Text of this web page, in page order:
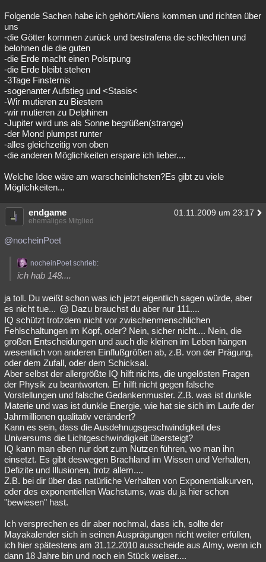
Folgende Sachen habe ich gehört:Aliens kommen und richten über
uns
-die Götter kommen zurück und bestrafena die schlechten und
belohnen die die guten
-die Erde macht einen Polsrpung
-die Erde bleibt stehen
-3Tage Finsternis
-sogenanter Aufstieg und <Stasis<
-Wir mutieren zu Biestern
-wir mutieren zu Delphinen
-Jupiter wird uns als Sonne begrüßen(strange)
-der Mond plumpst runter
-alles gleichzeitig von oben
-die anderen Möglichkeiten erspare ich lieber....
Welche Idee wäre am warscheinlichsten?Es gibt zu viele
Möglichkeiten...
endgame 01.11.2009 um 23:17
ehemaliges Mitglied
@nocheinPoet
nocheinPoet schrieb:
ich hab 148....
ja toll. Du weißt schon was ich jetzt eigentlich sagen würde, aber
es nicht tue...
Dazu brauchst du aber nur 111....
IQ schützt trotzdem nicht vor zwischenmenschlichen
Fehlschaltungen im Kopf, oder? Nein, sicher nicht.... Nein, die
großen Entscheidungen und auch die kleinen im Leben hängen
wesentlich von anderen Einflußgrößen ab, z.B. von der Prägung,
oder dem Zufall, oder dem Schicksal.
Aber selbst der allergrößte IQ hilft nichts, die ungelösten Fragen
der Physik zu beantworten. Er hilft nicht gegen falsche
Vorstellungen und falsche Gedankenmuster. Z.B. was ist dunkle
Materie und was ist dunkle Energie, wie hat sie sich im Laufe der
Jahrmillionen qualitativ verändert?
Kann es sein, dass die Ausdehnugsgeschwindigkeit des
Universums die Lichtgeschwindigkeit übersteigt?
IQ kann man eben nur dort zum Nutzen führen, wo man ihn
einsetzt. Es gibt deswegen Brachland im Wissen und Verhalten,
Defizite und Illusionen, trotz allem....
Z.B. bei dir über das natürliche Verhalten von Exponentialkurven,
oder des exponentiellen Wachstums, was du ja hier schon
"bewiesen" hast.
Ich versprechen es dir aber nochmal, dass ich, sollte der
Mayakalender sich in seinen Ausprägungen nicht weiter erfüllen,
ich hier spätestens am 31.12.2010 ausscheide aus Almy, wenn ich
dann 18 Jahre bin und noch ein Stück weiser....